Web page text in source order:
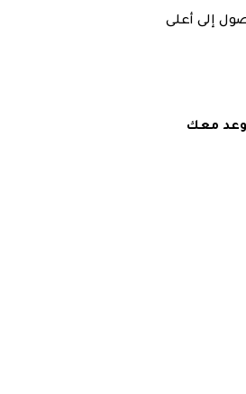
إلى أعلى
معك